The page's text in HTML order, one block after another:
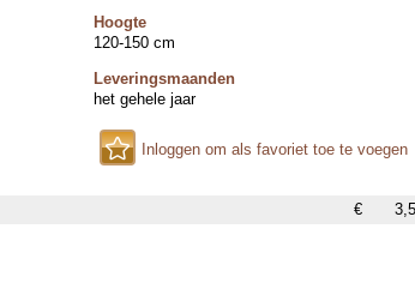
Hoogte
120-150 cm
Leveringsmaanden
het gehele jaar
Inloggen om als favoriet toe te voegen
€